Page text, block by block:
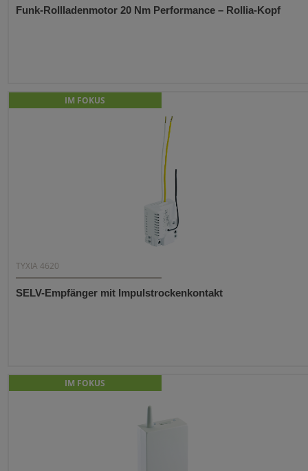
Funk-Rollladenmotor 20 Nm Performance – Rollia-Kopf
IM FOKUS
TYXIA 4620
SELV-Empfänger mit Impulstrockenkontakt
IM FOKUS